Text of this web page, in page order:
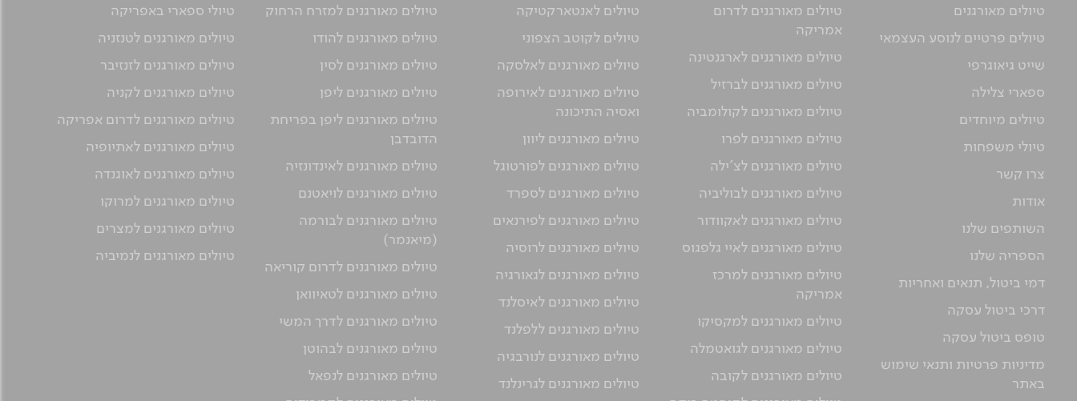
טיולים מאורגנים
טיולים פרטיים לנוסע העצמאי
שייט גיאוגרפי
ספארי צלילה
טיולים מיוחדים
טיולי משפחות
צרו קשר
אודות
השותפים שלנו
הספריה שלנו
דמי ביטול, תנאים ואחריות
דרכי ביטול עסקה
טופס ביטול עסקה
מדיניות פרטיות ותנאי שימוש
באתר
טיולים מאורגנים לדרום
אמריקה
טיולים מאורגנים לארגנטינה
טיולים מאורגנים לברזיל
טיולים מאורגנים לקולומביה
טיולים מאורגנים לפרו
טיולים מאורגנים לצ'ילה
טיולים מאורגנים לבוליביה
טיולים מאורגנים לאקוודור
טיולים מאורגנים לאיי גלפגוס
טיולים מאורגנים למרכז
אמריקה
טיולים מאורגנים למקסיקו
טיולים מאורגנים לגואטמלה
טיולים מאורגנים לקובה
טיולים לאנטארקטיקה
טיולים לקוטב הצפוני
טיולים מאורגנים לאלסקה
טיולים מאורגנים לאירופה
ואסיה התיכונה
טיולים מאורגנים ליוון
טיולים מאורגנים לפורטוגל
טיולים מאורגנים לספרד
טיולים מאורגנים לפירנאים
טיולים מאורגנים לרוסיה
טיולים מאורגנים לגאורגיה
טיולים מאורגנים לאיסלנד
טיולים מאורגנים ללפלנד
טיולים מאורגנים לנורבגיה
טיולים מאורגנים לגרינלנד
טיולים מאורגנים למזרח הרחוק
טיולים מאורגנים להודו
טיולים מאורגנים לסין
טיולים מאורגנים ליפן
טיולים מאורגנים ליפן בפריחת
הדובדבן
טיולים מאורגנים לאינדונזיה
טיולים מאורגנים לויאטנם
טיולים מאורגנים לבורמה
(מיאנמר)
טיולים מאורגנים לדרום קוריאה
טיולים מאורגנים לטאיוואן
טיולים מאורגנים לדרך המשי
טיולים מאורגנים לבהוטן
טיולים מאורגנים לנפאל
טיולי ספארי באפריקה
טיולים מאורגנים לטנזניה
טיולים מאורגנים לזנזיבר
טיולים מאורגנים לקניה
טיולים מאורגנים לדרום אפריקה
טיולים מאורגנים לאתיופיה
טיולים מאורגנים לאוגנדה
טיולים מאורגנים למרוקו
טיולים מאורגנים למצרים
טיולים מאורגנים לנמיביה